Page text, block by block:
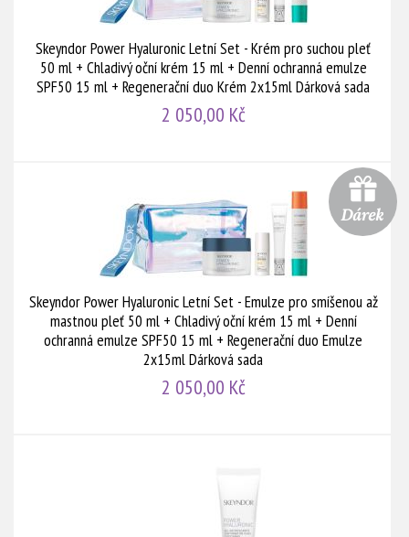
Skeyndor Power Hyaluronic Letní Set - Krém pro suchou pleť
50 ml + Chladivý oční krém 15 ml + Denní ochranná emulze
SPF50 15 ml + Regenerační duo Krém 2x15ml Dárková sada
2 050,00 Kč
Skeyndor Power Hyaluronic Letní Set - Emulze pro smíšenou až
mastnou pleť 50 ml + Chladivý oční krém 15 ml + Denní
ochranná emulze SPF50 15 ml + Regenerační duo Emulze
2x15ml Dárková sada
2 050,00 Kč